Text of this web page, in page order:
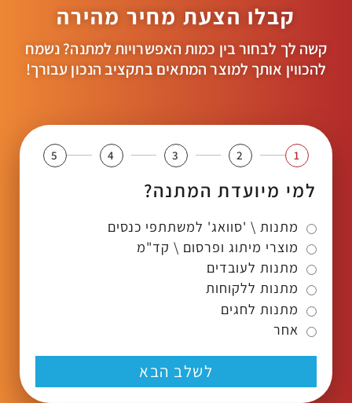
קבלו הצעת מחיר מהירה
קשה לך לבחור בין כמות האפשרויות למתנה? נשמח
להכווין אותך למוצר המתאים בתקציב הנכון עבורך!
1
2
3
4
5
למי מיועדת המתנה?
מתנות \ 'סוואג' למשתתפי כנסים
מוצרי מיתוג ופרסום \ קד"מ
מתנות לעובדים
מתנות ללקוחות
מתנות לחגים
אחר
לשלב הבא